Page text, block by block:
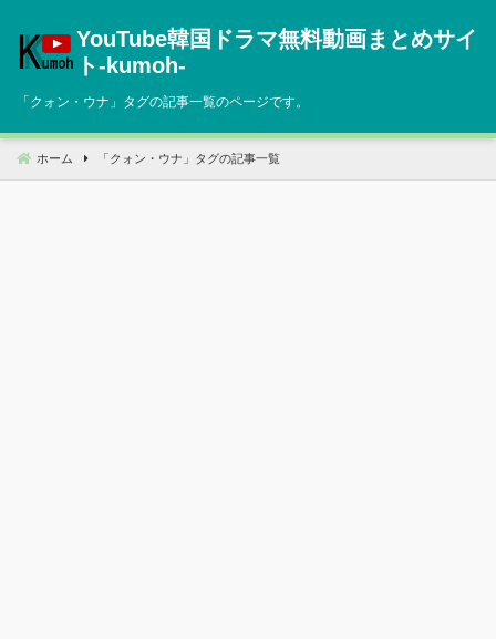
へ
動
YouTube韓国ドラマ無料動画まとめサイ
ト‐kumoh‐
「クォン・ウナ 」タグの記事一覧のページです。
ホーム 「 クォン・ウナ 」タグの記事一覧